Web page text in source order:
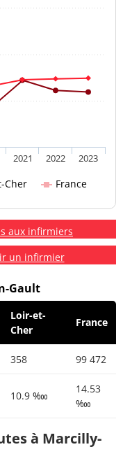
Cher France
2021 2022 2023
aux infirmiers
un infirmier
Gault
Loir-et-
Cher
France
358 99 472
10.9 ‱
14.53
‱
à Marcilly-